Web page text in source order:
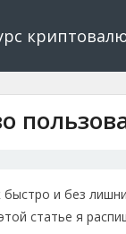
быстро и без
статье я